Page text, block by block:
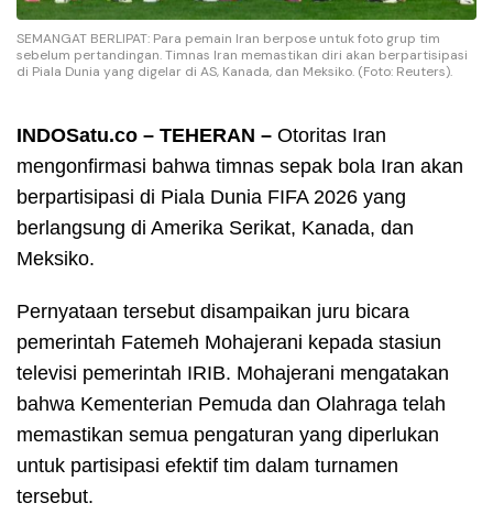
SEMANGAT BERLIPAT: Para pemain Iran berpose untuk foto grup tim
sebelum pertandingan. Timnas Iran memastikan diri akan berpartisipasi
di Piala Dunia yang digelar di AS, Kanada, dan Meksiko. (Foto: Reuters).
INDOSatu.co – TEHERAN – Otoritas Iran
mengonfirmasi bahwa timnas sepak bola Iran akan
berpartisipasi di Piala Dunia FIFA 2026 yang
berlangsung di Amerika Serikat, Kanada, dan
Meksiko.
Pernyataan tersebut disampaikan juru bicara
pemerintah Fatemeh Mohajerani kepada stasiun
televisi pemerintah IRIB. Mohajerani mengatakan
bahwa Kementerian Pemuda dan Olahraga telah
memastikan semua pengaturan yang diperlukan
untuk partisipasi efektif tim dalam turnamen
tersebut.